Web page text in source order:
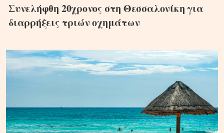
Συνελήφθη 20χρονος στη Θεσσαλονίκη για
διαρρήξεις τριών οχημάτων